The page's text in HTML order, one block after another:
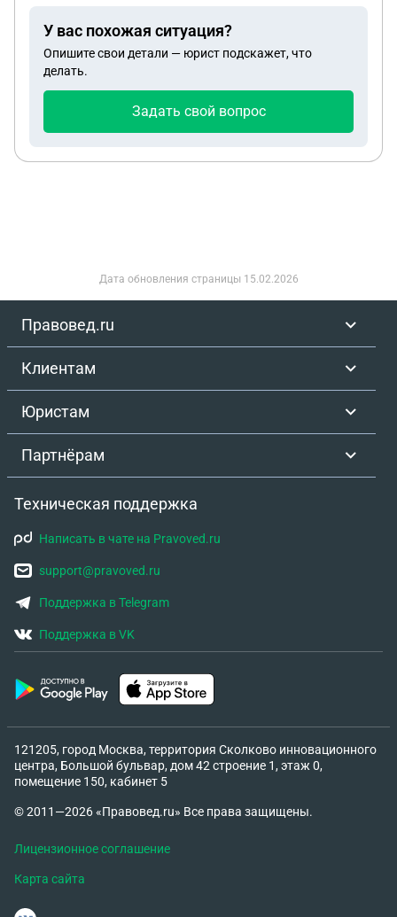
нам позвонили и сообщили об этой проблеме , 17
апреля 2025 года мне исполнилось 18 лет и я
официально вступила в права собственника , на
размере 207 тысяч рублей , подскажите, что
услуги не платила не я , а повестка в суд пришла
У вас похожая ситуация?
Опишите свои детали — юрист подскажет, что
делать.
Задать свой вопрос
Дата обновления страницы 15.02.2026
Правовед.ru
Клиентам
Юристам
Партнёрам
Техническая поддержка
Написать в чате на Pravoved.ru
support@pravoved.ru
Поддержка в Telegram
Поддержка в VK
121205, город Москва, территория Сколково инновационного
центра, Большой бульвар, дом 42 строение 1, этаж 0,
помещение 150, кабинет 5
© 2011—2026 «Правовед.ru» Все права защищены.
Лицензионное соглашение
Карта сайта